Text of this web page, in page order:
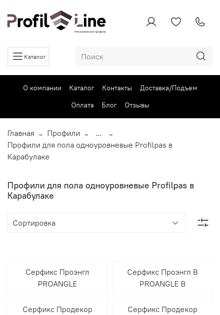
Каталог
О компании Каталог Контакты
Доставка/Подъем
Оплата
Блог Отзывы
Главная Профили
...
Профили для пола одноуровневые Profilpas в
Карабулаке
Профили для пола одноуровневые Profilpas в
Карабулаке
Серфикс Проэнгл
PROANGLE
Серфикс Проэнгл В
PROANGLE B
Серфикс Продекор
Серфикс Продекор